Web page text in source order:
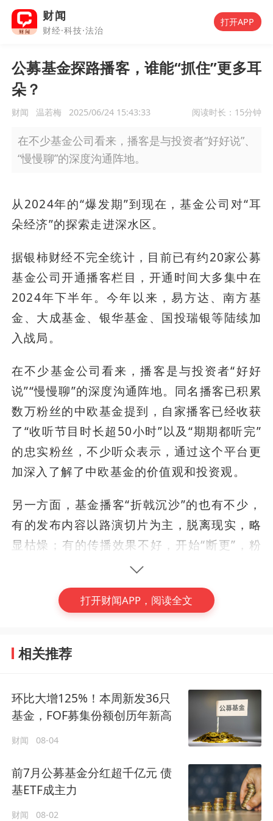
财闻
财经·科技·法治
打开APP
公募基金探路播客，谁能“抓住”更多耳
朵？
财闻 温若梅 2025/06/24 15:43:33 阅读时长： 15分钟
在不少基金公司看来，播客是与投资者“好好说”、
“慢慢聊”的深度沟通阵地。
从2024年的“爆发期”到现在，基金公司对“耳
朵经济”的探索走进深水区。
据银柿财经不完全统计，目前已有约20家公募
基金公司开通播客栏目，开通时间大多集中在
2024年下半年。今年以来，易方达、南方基
金、大成基金、银华基金、国投瑞银等陆续加
入战局。
在不少基金公司看来，播客是与投资者“好好
说”“慢慢聊”的深度沟通阵地。同名播客已积累
数万粉丝的中欧基金提到，自家播客已经收获
了“收听节目时长超50小时”以及“期期都听完”
的忠实粉丝，不少听众表示，通过这个平台更
加深入了解了中欧基金的价值观和投资观。
另一方面，基金播客“折戟沉沙”的也有不少，
有的发布内容以路演切片为主，脱离现实，略
显枯燥；有的传播效果不好，开始“断更”，粉
丝进一步流失。分化之下，公募基金在寻找播
客有效“打法”上仍有很长的路要走。
兵家必争之地
据不完全统计，目前在小宇宙平台开通播客的
期播客节目。
对头部公募而言，播客已是兵家必争之地，华
夏、中欧、广发、天弘、国泰、鹏华基金等大
多在2024年就陆续上线了播客栏目，今年上
半年，易方达的“茶水间经济学”和南方基金的
“非常有财”也先后上线，逐步成为大厂标配。
(编辑：徐一嘉)
公募基金 # 播客
打开财闻APP，阅读全文
相关推荐
环比大增125%！本周新发36只
基金，FOF募集份额创历年新高
财闻 08-04
前7月公募基金分红超千亿元 债
基ETF成主力
财闻 08-02